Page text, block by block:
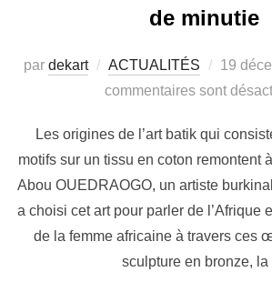
de minutie
par dekart ACTUALITÉS 19
commentaires sont
Les origines de l’art batik qui
motifs sur un tissu en coton remontent
Abou OUEDRAOGO, un artiste
a choisi cet art pour parler de l’Afrique
de la femme africaine à travers ces
sculpture en bronze,